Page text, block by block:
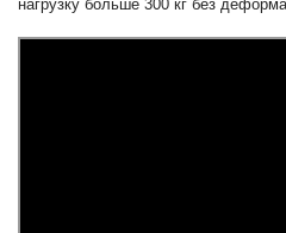
нагрузку больше 300 кг без